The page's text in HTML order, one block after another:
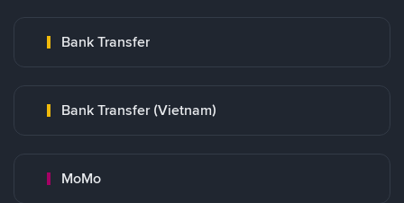
Bank Transfer
Bank Transfer (Vietnam)
MoMo